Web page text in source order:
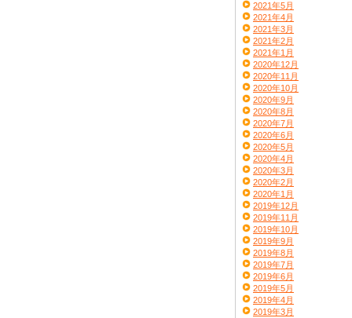
2021年5月
2021年4月
2021年3月
2021年2月
2021年1月
2020年12月
2020年11月
2020年10月
2020年9月
2020年8月
2020年7月
2020年6月
2020年5月
2020年4月
2020年3月
2020年2月
2020年1月
2019年12月
2019年11月
2019年10月
2019年9月
2019年8月
2019年7月
2019年6月
2019年5月
2019年4月
2019年3月